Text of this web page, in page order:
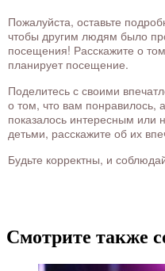
Пожалуйста, оставьте
чтобы другим людям было
посещения! Расскажите о
планирует посещение.
Поделитесь с своими
о том, что вам понравилось,
показалось интересным
детьми, расскажите об их
Будьте корректны, и
Смотрите также